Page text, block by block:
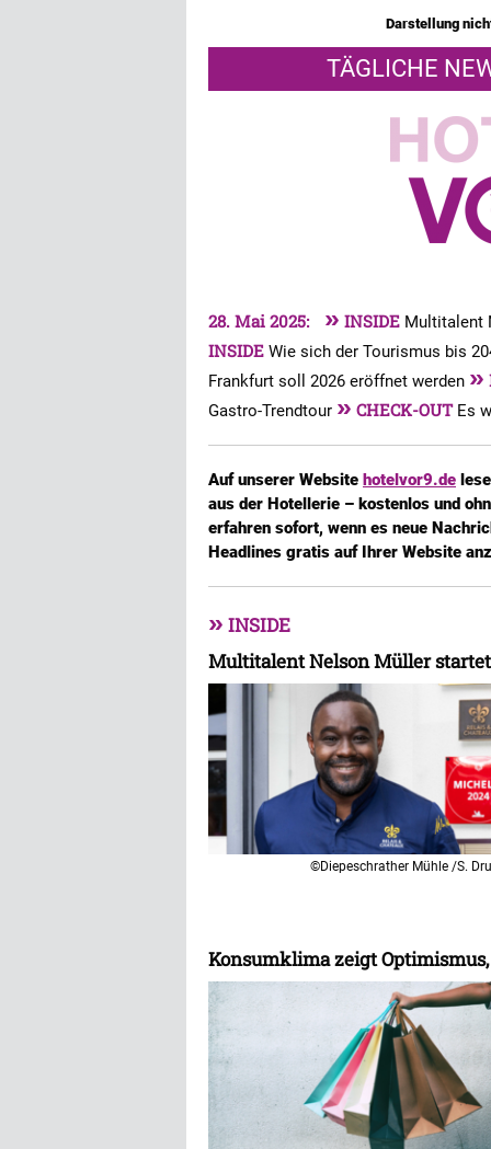
Darstellung
TÄGLICHE
28. Mai 2025: » INSIDE Multitalent
INSIDE Wie sich der Tourismus bis
Frankfurt soll 2026 eröffnet werden »
Gastro-Trendtour » CHECK-OUT Es
Auf unserer Website hotelvor9.de
aus der Hotellerie – kostenlos und
erfahren sofort, wenn es neue
Headlines gratis auf Ihrer Website
» INSIDE
Multitalent Nelson Müller
©Diepeschrather Mühle /S.
Konsumklima zeigt